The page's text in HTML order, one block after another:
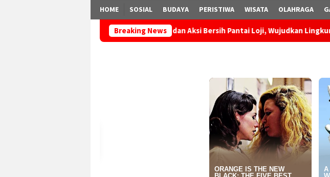
HOME SOSIAL BUDAYA PERISTIWA WISATA OLAHRAGA
Breaking News
Padukan Olahraga dan Aksi Bersih Pantai Loji, Wujudkan Lingkungan Wisata yang